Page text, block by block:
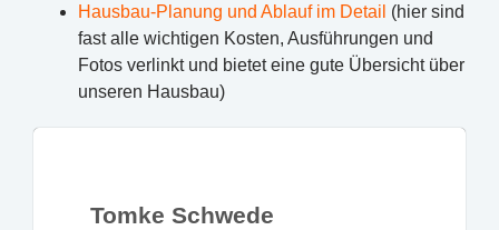
Hausbau-Planung und Ablauf im Detail (hier sind
fast alle wichtigen Kosten, Ausführungen und
Fotos verlinkt und bietet eine gute Übersicht über
unseren Hausbau)
Tomke Schwede